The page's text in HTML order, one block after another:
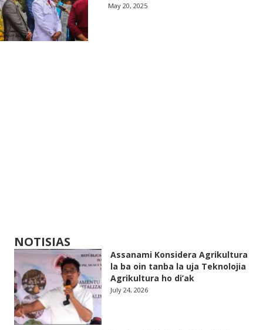
May 20, 2025
NOTISIAS
Assanami Konsidera Agrikultura
la ba oin tanba la uja Teknolojia
Agrikultura ho di’ak
July 24, 2026